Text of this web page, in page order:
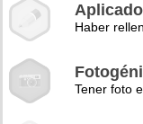
Aplicado
Haber
Tener foto